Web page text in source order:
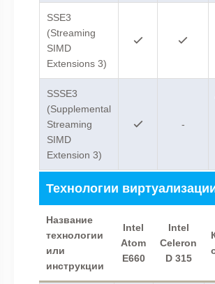
SSE3
(Streaming
SIMD
Extensions 3)
SSSE3
(Supplemental
Streaming
SIMD
Extension 3)
-
Технологии
Название
технологии
или
инструкции
Intel
Atom
E660
Intel
Celeron
D 315